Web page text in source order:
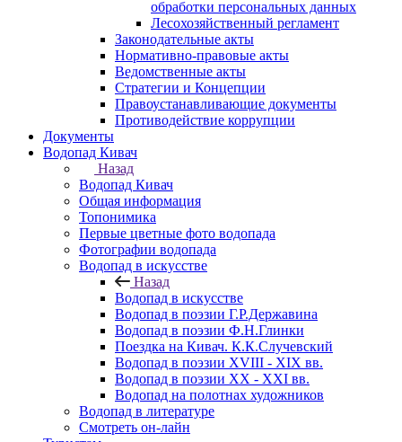
обработки персональных данных
Лесохозяйственный регламент
Законодательные акты
Нормативно-правовые акты
Ведомственные акты
Стратегии и Концепции
Правоустанавливающие документы
Противодействие коррупции
Документы
Водопад Кивач
Назад
Водопад Кивач
Общая информация
Топонимика
Первые цветные фото водопада
Фотографии водопада
Водопад в искусстве
Назад
Водопад в искусстве
Водопад в поэзии Г.Р.Державина
Водопад в поэзии Ф.Н.Глинки
Поездка на Кивач. К.К.Случевский
Водопад в поэзии XVIII - XIX вв.
Водопад в поэзии XX - XXI вв.
Водопад на полотнах художников
Водопад в литературе
Смотреть он-лайн